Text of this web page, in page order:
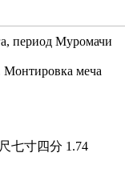
период Муромачи
меча
七寸四分 1.74